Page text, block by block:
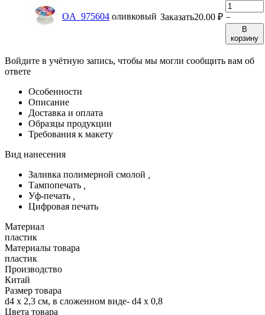
OA_975604 оливковый Заказать20.00 ₽ −
В
корзину
Войдите в учётную запись, чтобы мы могли сообщить вам об
ответе
Особенности
Описание
Доставка и оплата
Образцы продукции
Требования к макету
Вид нанесения
Заливка полимерной смолой
Тампопечать
Уф-печать
Цифровая печать
Материал
пластик
Материалы товара
пластик
Производство
Китай
Размер товара
d4 х 2,3 см, в сложенном виде- d4 х 0,8
Цвета товара